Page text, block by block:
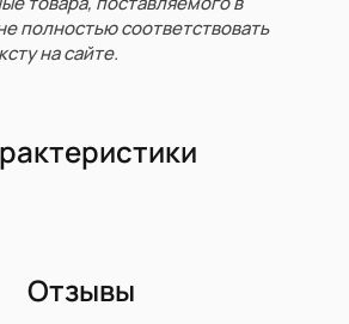
полностью соответствовать
на сайте.
Отзывы